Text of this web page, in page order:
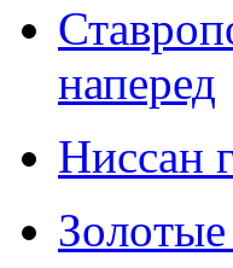
наперед
Ниссан